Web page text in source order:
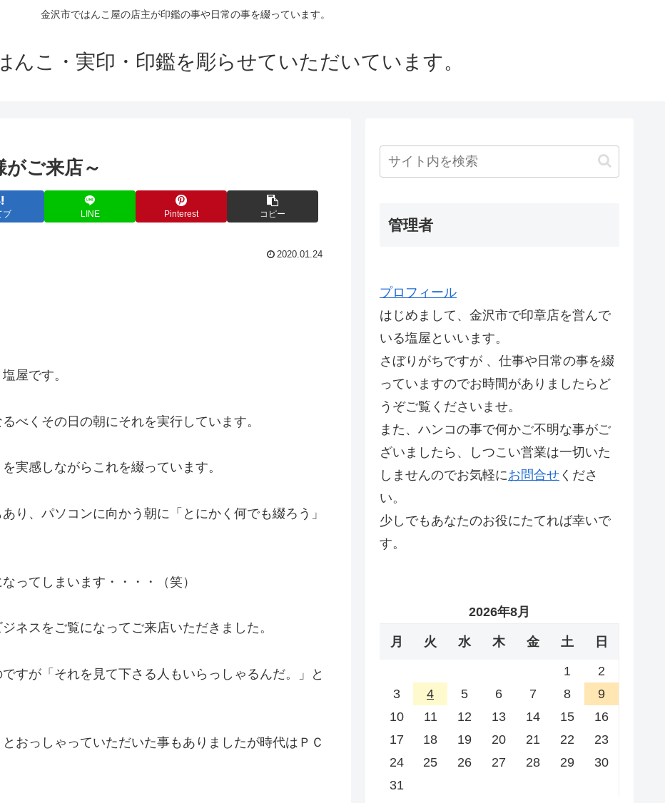
金沢市ではんこ屋の店主が印鑑の事や日常の事を綴っています。
んこ・実印・印鑑を彫らせていただいています。
ご来店～
ブ LINE Pinterest コピー
2020.01.24
屋です。
べくその日の朝にそれを実行しています。
実感しながらこれを綴っています。
り、パソコンに向かう朝に「とにかく何でも綴ろう」
ってしまいます・・・・（笑）
ネスをご覧になってご来店いただきました。
すが「それを見て下さる人もいらっしゃるんだ。」と
おっしゃっていただいた事もありましたが時代はＰＣ
管理者
プロフィール
はじめまして、金沢市で印章店を営んで
いる塩屋といいます。
さぼりがちですが 、仕事や日常の事を綴
っていますのでお時間がありましたらど
うぞご覧くださいませ。
また、ハンコの事で何かご不明な事がご
ざいましたら、しつこい営業は一切いた
しませんのでお気軽にお問合せ くださ
い。
少しでもあなたのお役にたてれば幸いで
す。
2026年8月
月 火 水 木 金 土 日
1
2
3
4 5 6 7 8
9
10
11 12 13 14 15
16
17
18 19 20 21 22
23
24
25 26 27 28 29
30
31